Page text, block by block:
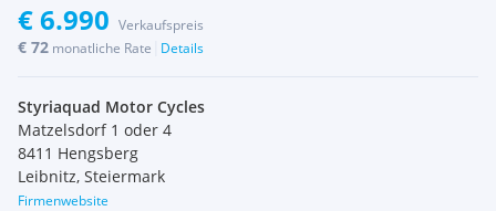
€ 6.990 Verkaufspreis
€ 72 monatliche Rate Details
Styriaquad Motor Cycles
Matzelsdorf 1 oder 4
8411 Hengsberg
Leibnitz, Steiermark
Firmenwebsite